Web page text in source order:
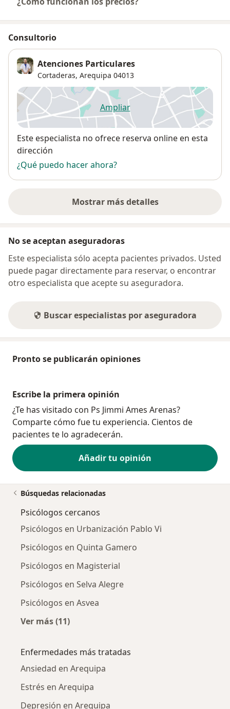
Consultorio
Atenciones Particulares
Cortaderas, Arequipa 04013
Ampliarse abre en una nueva
Disponibilidad
Este especialista no ofrece reserva online en esta
dirección
¿Qué puedo hacer ahora?
Mostrar más detalles
sobre la dirección
No se aceptan aseguradoras
Este especialista sólo acepta pacientes privados. Usted
puede pagar directamente para reservar, o encontrar
otro especialista que acepte su aseguradora.
Buscar especialistas por aseguradora
Pronto se publicarán opiniones
Escribe la primera opinión
¿Te has visitado con Ps Jimmi Ames Arenas?
Comparte cómo fue tu experiencia. Cientos de
pacientes te lo agradecerán.
Añadir tu opinión
Búsquedas relacionadas
Psicólogos cercanos
Psicólogos en Urbanización Pablo Vi
Psicólogos en Quinta Gamero
Psicólogos en Magisterial
Psicólogos en Selva Alegre
Psicólogos en Asvea
Ver más (11)
Enfermedades más tratadas
Ansiedad en Arequipa
Estrés en Arequipa
Depresión en Arequipa